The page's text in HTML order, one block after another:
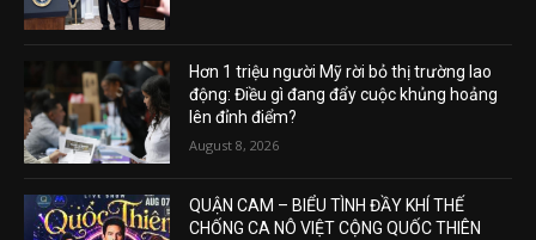
Hơn 1 triệu người Mỹ rời bỏ thị trường lao
động: Điều gì đang đẩy cuộc khủng hoảng
lên đỉnh điểm?
August 8, 2026
QUẬN CAM – BIỂU TÌNH ĐẦY KHÍ THẾ
CHỐNG CA NÔ VIỆT CỘNG QUỐC THIÊN